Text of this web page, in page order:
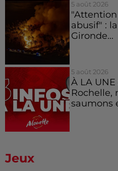
5 août 2026
abusif" :
Gironde...
5 août 2026
À LA
Rochelle,
saumons
Jeux